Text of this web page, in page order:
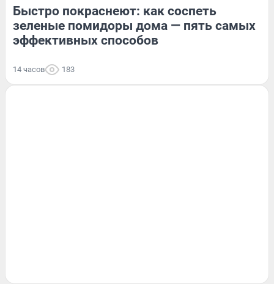
Быстро покраснеют: как соспеть
зеленые помидоры дома — пять самых
эффективных способов
14 часов 183